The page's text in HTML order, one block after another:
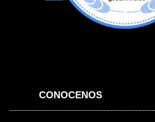
CONOCENOS